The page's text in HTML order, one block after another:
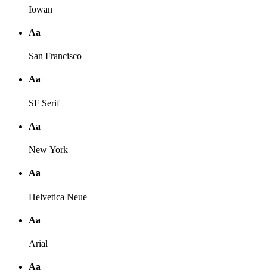
Iowan
Аа
San Francisco
Аа
SF Serif
Аа
New York
Аа
Helvetica Neue
Аа
Arial
Аа